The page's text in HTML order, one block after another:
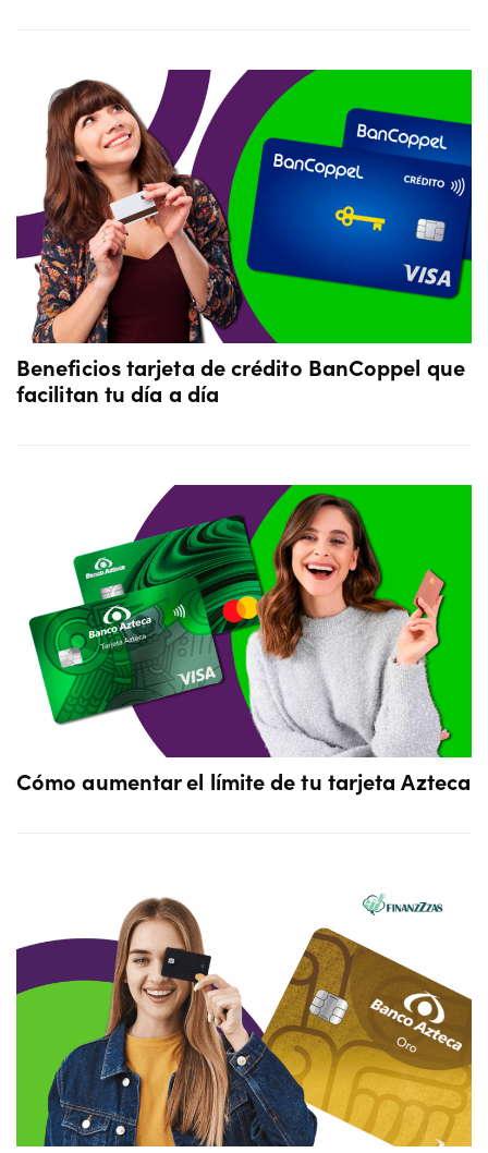
Beneficios tarjeta de crédito BanCoppel que
facilitan tu día a día
Cómo aumentar el límite de tu tarjeta Azteca